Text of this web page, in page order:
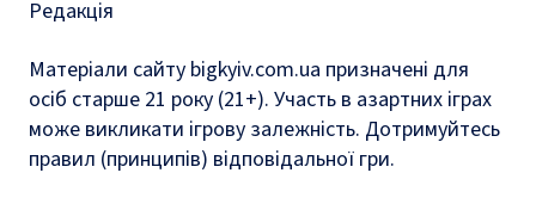
Редакція
Матеріали сайту bigkyiv.com.ua призначені для
осіб старше 21 року (21+). Участь в азартних іграх
може викликати ігрову залежність. Дотримуйтесь
правил (принципів) відповідальної гри.